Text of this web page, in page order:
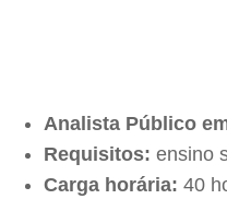
Analista Público
Requisitos: ensino
Carga horária: 40